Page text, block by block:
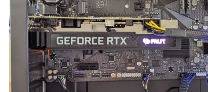
自分なりにAIやネットを駆
使して色々と対処を試みま
したが改善せず、藁にもす
がる思いで相談したところ
「何か異常が見られた際
は、まずは当店に相談くだ
さい」と仰っていただき、
そのプロ意識の高さと責任
具体的には、正常に動作し
ているUSBポートが
ASMedia製チップ経由であ
ること、症状が出ている
10Gbps対応ポートがAMD
CPU側のUSBコントローラ
ーに接続されている可能性
があることなど、マザーボ